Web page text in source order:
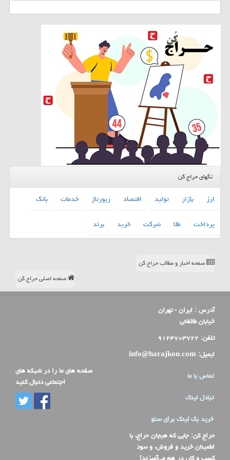
تگهای حراج کن
ارز بازار تولید اقتصاد رپورتاژ خدمات
بانك
پرداخت
طلا شركت خرید برند
صفحه اخبار و مطالب حراج کن
صفحه اصلی حراج کن
آدرس : ایران - تهران
خیابان طالقانی
تلفن: ۹۱۲۴۷۰۳۷۲۲
ایمیل: info@harajkon.com
تماس با ما
تبادل لینک
خرید بک لینک برای سئو
حراج کن: جایی که هیجان حراج، با
اطمینان خرید و فروش، و سود
صفحه های ما را در شبکه های
اجتماعی دنبال کنید